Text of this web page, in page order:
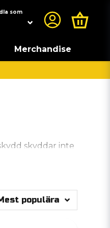
som
Merchandise
skyddar inte
alternativ som
populära